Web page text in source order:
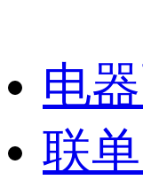
电
联